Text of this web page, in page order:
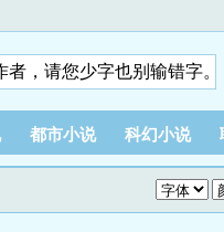
都市小说 科幻小说